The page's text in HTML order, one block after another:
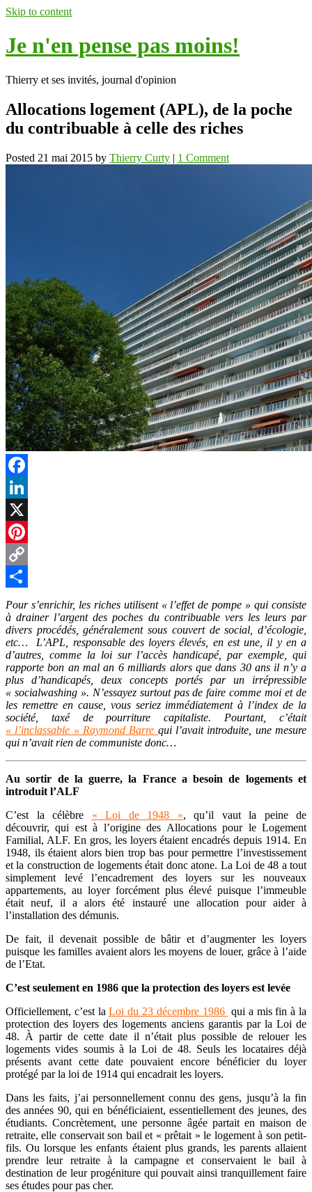
Skip to content
Je n'en pense pas moins!
Thierry et ses invités, journal d'opinion
Allocations logement (APL), de la poche
du contribuable à celle des riches
Posted 21 mai 2015 by Thierry Curty | 1 Comment
Facebook
LinkedIn
X
Pinterest
Copy
Link
Partager
Pour s’enrichir, les riches utilisent « l’effet de pompe » qui consiste
à drainer l’argent des poches du contribuable vers les leurs par
divers procédés, généralement sous couvert de social, d’écologie,
etc… L’APL, responsable des loyers élevés, en est une, il y en a
d’autres, comme la loi sur l’accès handicapé, par exemple, qui
rapporte bon an mal an 6 milliards alors que dans 30 ans il n’y a
plus d’handicapés, deux concepts portés par un irrépressible
« socialwashing ». N’essayez surtout pas de faire comme moi et de
les remettre en cause, vous seriez immédiatement à l’index de la
société, taxé de pourriture capitaliste. Pourtant, c’était
« l’inclassable » Raymond Barre qui l’avait introduite, une mesure
qui n’avait rien de communiste donc…
Au sortir de la guerre, la France a besoin de logements et
introduit l’ALF
C’est la célèbre « Loi de 1948 », qu’il vaut la peine de
découvrir, qui est à l’origine des Allocations pour le Logement
Familial, ALF. En gros, les loyers étaient encadrés depuis 1914. En
1948, ils étaient alors bien trop bas pour permettre l’investissement
et la construction de logements était donc atone. La Loi de 48 a tout
simplement levé l’encadrement des loyers sur les nouveaux
appartements, au loyer forcément plus élevé puisque l’immeuble
était neuf, il a alors été instauré une allocation pour aider à
l’installation des démunis.
De fait, il devenait possible de bâtir et d’augmenter les loyers
puisque les familles avaient alors les moyens de louer, grâce à l’aide
de l’Etat.
C’est seulement en 1986 que la protection des loyers est levée
Officiellement, c’est laLoi du 23 décembre 1986 qui a mis fin à la
protection des loyers des logements anciens garantis par la Loi de
48. À partir de cette date il n’était plus possible de relouer les
logements vides soumis à la Loi de 48. Seuls les locataires déjà
présents avant cette date pouvaient encore bénéficier du loyer
protégé par la loi de 1914 qui encadrait les loyers.
Dans les faits, j’ai personnellement connu des gens, jusqu’à la fin
des années 90, qui en bénéficiaient, essentiellement des jeunes, des
étudiants. Concrètement, une personne âgée partait en maison de
retraite, elle conservait son bail et « prêtait » le logement à son petit-
fils. Ou lorsque les enfants étaient plus grands, les parents allaient
prendre leur retraite à la campagne et conservaient le bail à
destination de leur progéniture qui pouvait ainsi tranquillement faire
ses études pour pas cher.